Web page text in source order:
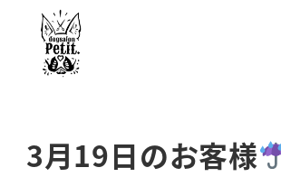
3月19日のお客様